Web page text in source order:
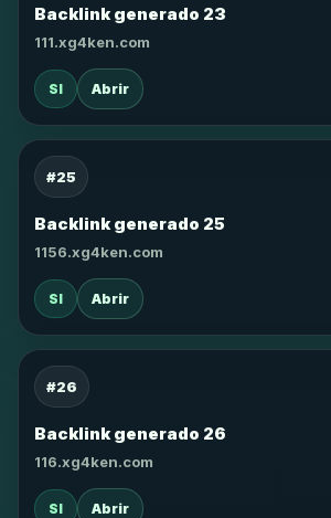
Backlink generado 23
111.xg4ken.com
SI Abrir
#25
Backlink generado 25
1156.xg4ken.com
SI Abrir
#26
Backlink generado 26
116.xg4ken.com
SI Abrir